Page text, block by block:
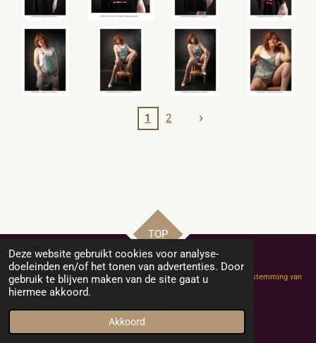
Deze website gebruikt cookies voor analyse-
doeleinden en/of het tonen van advertenties. Door
gebruik te blijven maken van de site gaat u
hiermee akkoord.
Akkoord
1 2
TOP
Copyright Helly-Hobby-Model: niets van deze website mag zonder toestemming van
de eigenaar of fotograaf worden gekopieerd of vermenigvuldigd.